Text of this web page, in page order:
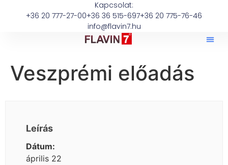
Kapcsolat:
+36 20 777-27-00+36 36 515-697+36 20 775-76-46
info@flavin7.hu
Veszprémi előadás
Leírás
Dátum:
április 22